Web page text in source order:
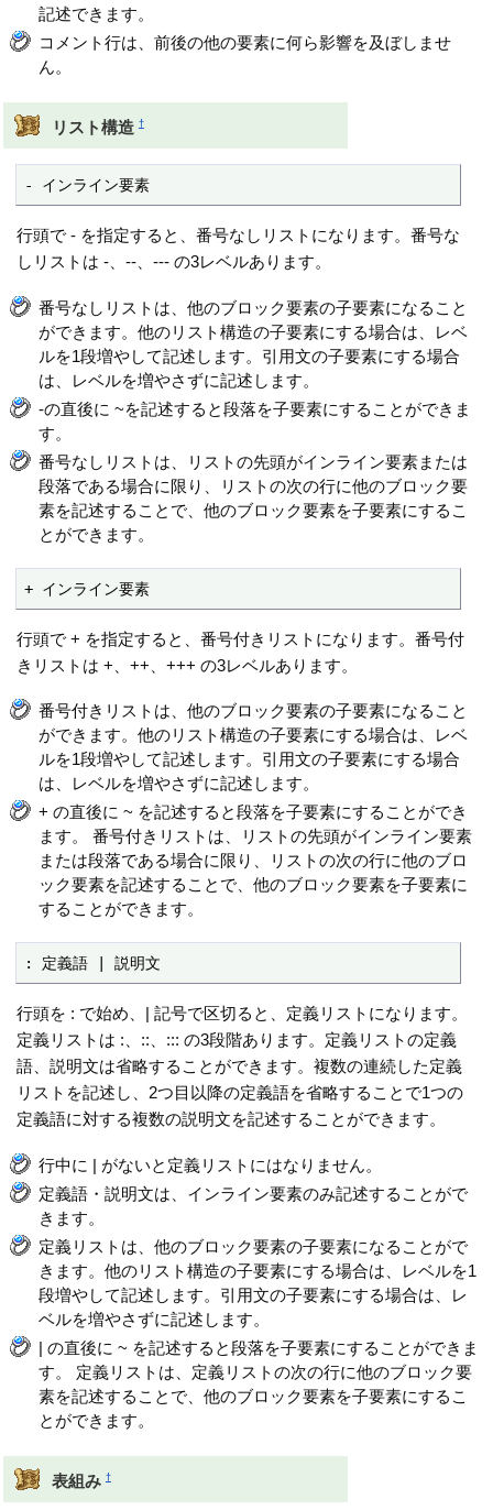
記述できます。
コメント行は、前後の他の要素に何ら影響を及ぼしませ
ん。
リスト構造 †
- インライン要素
行頭で - を指定すると、番号なしリストになります。番号な
しリストは -、--、--- の3レベルあります。
番号なしリストは、他のブロック要素の子要素になること
ができます。他のリスト構造の子要素にする場合は、レベ
ルを1段増やして記述します。引用文の子要素にする場合
は、レベルを増やさずに記述します。
-の直後に ~を記述すると段落を子要素にすることができま
す。
番号なしリストは、リストの先頭がインライン要素または
段落である場合に限り、リストの次の行に他のブロック要
素を記述することで、他のブロック要素を子要素にするこ
とができます。
+ インライン要素
行頭で + を指定すると、番号付きリストになります。番号付
きリストは +、++、+++ の3レベルあります。
番号付きリストは、他のブロック要素の子要素になること
ができます。他のリスト構造の子要素にする場合は、レベ
ルを1段増やして記述します。引用文の子要素にする場合
は、レベルを増やさずに記述します。
+ の直後に ~ を記述すると段落を子要素にすることができ
ます。 番号付きリストは、リストの先頭がインライン要素
または段落である場合に限り、リストの次の行に他のブロ
ック要素を記述することで、他のブロック要素を子要素に
することができます。
: 定義語 | 説明文
行頭を : で始め、| 記号で区切ると、定義リストになります。
定義リストは :、::、::: の3段階あります。定義リストの定義
語、説明文は省略することができます。複数の連続した定義
リストを記述し、2つ目以降の定義語を省略することで1つの
定義語に対する複数の説明文を記述することができます。
行中に | がないと定義リストにはなりません。
定義語・説明文は、インライン要素のみ記述することがで
きます。
定義リストは、他のブロック要素の子要素になることがで
きます。他のリスト構造の子要素にする場合は、レベルを1
段増やして記述します。引用文の子要素にする場合は、レ
ベルを増やさずに記述します。
| の直後に ~ を記述すると段落を子要素にすることができま
す。 定義リストは、定義リストの次の行に他のブロック要
素を記述することで、他のブロック要素を子要素にするこ
とができます。
表組み †